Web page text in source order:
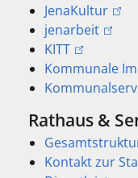
JenaKultur
jenarbeit
KITT
Kommunale
Rathaus &
Kontakt zur